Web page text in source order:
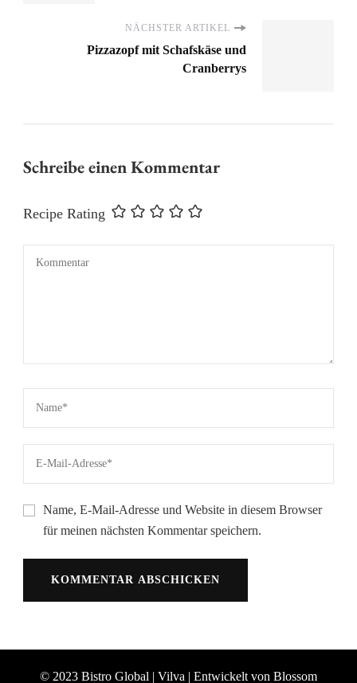
NÄCHSTER ARTIKEL
Pizzazopf mit Schafskäse und
Cranberrys
Schreibe einen Kommentar
Recipe Rating
Name, E-Mail-Adresse und Website in diesem Browser
für meinen nächsten Kommentar speichern.
© 2023 Bistro Global | Vilva | Entwickelt von Blossom